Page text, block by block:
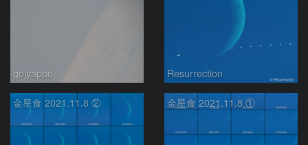
gojyappe Resurrection
金星食 2021.11.8 ② 金星食 2021.11.8 ①